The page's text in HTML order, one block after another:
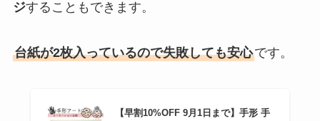
ジすることもできます。
台紙が2枚入っているので失敗しても安心です。
【早割10%OFF 9月1日まで】手形 手